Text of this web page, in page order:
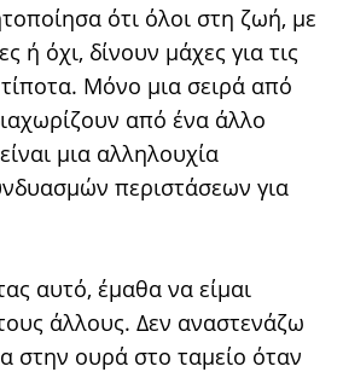
ότι όλοι στη ζωή, με
ή όχι, δίνουν μάχες για τις
Μόνο μια σειρά από
από ένα άλλο
μια αλληλουχία
περιστάσεων για
αυτό, έμαθα να είμαι
άλλους. Δεν αναστενάζω
στην ουρά στο ταμείο όταν